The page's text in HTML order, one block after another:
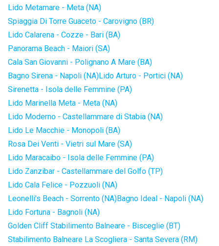
Lido Metamare - Meta (NA)
Spiaggia Di Torre Guaceto - Carovigno (BR)
Lido Calarena - Cozze - Bari (BA)
Panorama Beach - Maiori (SA)
Cala San Giovanni - Polignano A Mare (BA)
Bagno Sirena - Napoli (NA)Lido Arturo - Portici (NA)
Sirenetta - Isola delle Femmine (PA)
Lido Marinella Meta - Meta (NA)
Lido Moderno - Castellammare di Stabia (NA)
Lido Le Macchie - Monopoli (BA)
Rosa Dei Venti - Vietri sul Mare (SA)
Lido Maracaibo - Isola delle Femmine (PA)
Lido Zanzibar - Castellammare del Golfo (TP)
Lido Cala Felice - Pozzuoli (NA)
Leonelli's Beach - Sorrento (NA)Bagno Ideal - Napoli (NA)
Lido Fortuna - Bagnoli (NA)
Golden Cliff Stabilimento Balneare - Bisceglie (BT)
Stabilimento Balneare La Scogliera - Santa Severa (RM)